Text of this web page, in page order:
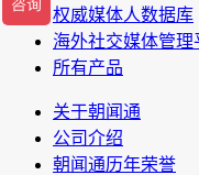
权威媒体人数据库
海外社交媒体管理
所有产品
关于朝闻通
公司介绍
朝闻通历年荣誉